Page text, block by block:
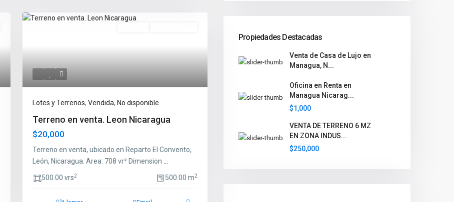
Lotes y Terrenos, Vendida, No disponible
Terreno en venta. Leon Nicaragua
$20,000
Terreno en venta, ubicado en Reparto El Convento,
León, Nicaragua. Area: 708 vr² Dimension
500.00 vrs2 500.00 m2
Propiedades Destacadas
Venta de Casa de Lujo en
Managua, N...
Oficina en Renta en
Managua Nicarag...
$1,000
VENTA DE TERRENO 6 MZ
EN ZONA INDUS...
$250,000